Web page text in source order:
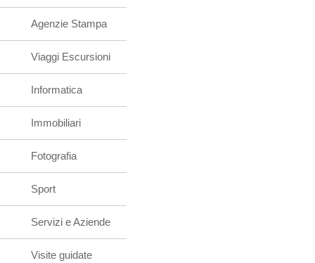
Agenzie Stampa
Viaggi Escursioni
Informatica
Immobiliari
Fotografia
Sport
Servizi e Aziende
Visite guidate